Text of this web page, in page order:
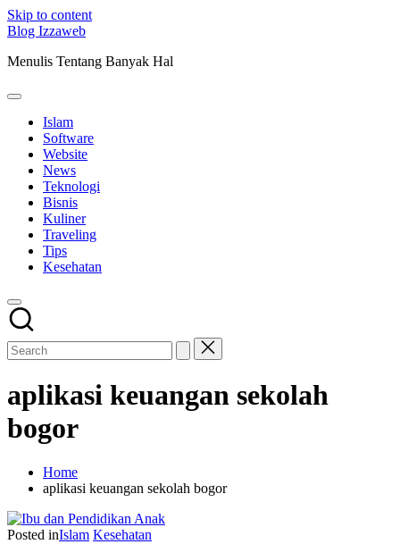
Skip to content
Blog Izzaweb
Menulis Tentang Banyak Hal
Islam
Software
Website
News
Teknologi
Bisnis
Kuliner
Traveling
Tips
Kesehatan
aplikasi keuangan sekolah
bogor
Home
aplikasi keuangan sekolah bogor
Posted inIslam Kesehatan